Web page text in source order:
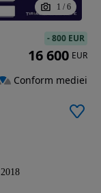
1 / 6
2018
-800 EUR
16 600 EUR
Conform mediei